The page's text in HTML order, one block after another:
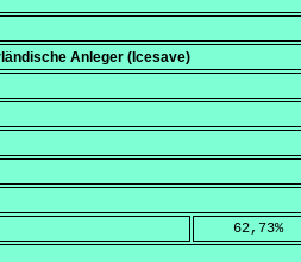
Anleger (Icesave)
    62,73
%